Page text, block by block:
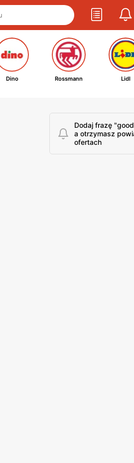
Dino Rossmann Lidl
Dodaj frazę
a otrzymasz
ofertach